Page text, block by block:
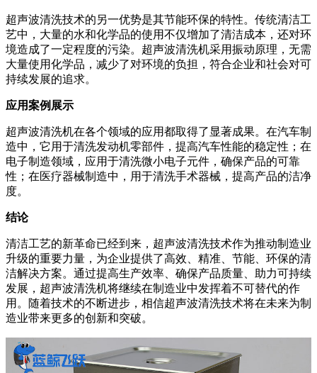
超声波清洗技术的另一优势是其节能环保的特性。传统清洁工
艺中，大量的水和化学品的使用不仅增加了清洁成本，还对环
境造成了一定程度的污染。超声波清洗机采用振动原理，无需
大量使用化学品，减少了对环境的负担，符合企业和社会对可
持续发展的追求。
应用案例展示
超声波清洗机在各个领域的应用都取得了显著成果。在汽车制
造中，它用于清洗发动机零部件，提高汽车性能的稳定性；在
电子制造领域，应用于清洗微小电子元件，确保产品的可靠
性；在医疗器械制造中，用于清洗手术器械，提高产品的洁净
度。
结论
清洁工艺的新革命已经到来，超声波清洗技术作为推动制造业
升级的重要力量，为企业提供了高效、精准、节能、环保的清
洁解决方案。通过提高生产效率、确保产品质量、助力可持续
发展，超声波清洗机将继续在制造业中发挥着不可替代的作
用。随着技术的不断进步，相信超声波清洗技术将在未来为制
造业带来更多的创新和突破。